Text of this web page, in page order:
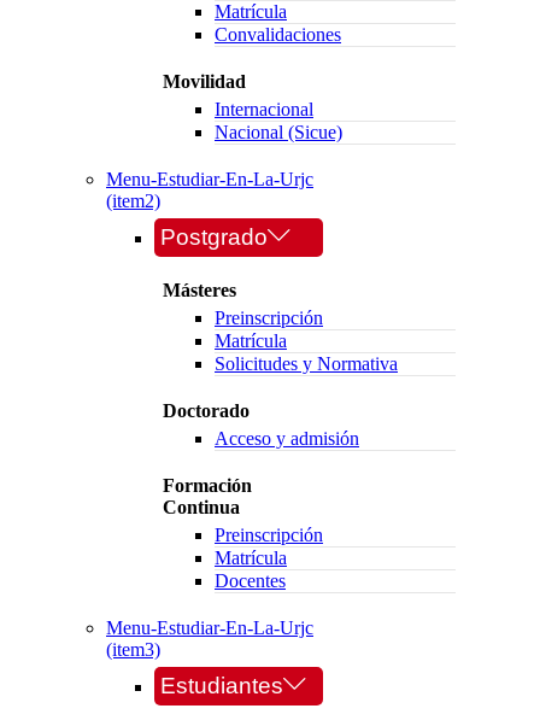
Matrícula
Convalidaciones
Movilidad
Internacional
Nacional (Sicue)
Menu-Estudiar-En-La-Urjc
(item2)
Postgrado
Másteres
Preinscripción
Matrícula
Solicitudes y Normativa
Doctorado
Acceso y admisión
Formación
Continua
Preinscripción
Matrícula
Docentes
Menu-Estudiar-En-La-Urjc
(item3)
Estudiantes